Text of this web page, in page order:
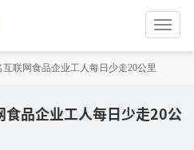
切
换
互联网食品企业工人每日少走20公里
食品企业工人每日少走20公